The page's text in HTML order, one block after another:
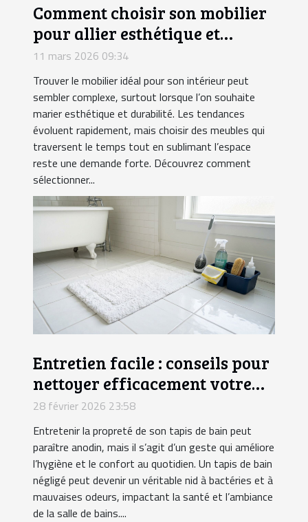
Comment choisir son mobilier
pour allier esthétique et
durabilité?
11 mars 2026 09:34
Trouver le mobilier idéal pour son intérieur peut
sembler complexe, surtout lorsque l’on souhaite
marier esthétique et durabilité. Les tendances
évoluent rapidement, mais choisir des meubles qui
traversent le temps tout en sublimant l’espace
reste une demande forte. Découvrez comment
sélectionner...
Entretien facile : conseils pour
nettoyer efficacement votre
tapis de bain
28 février 2026 23:58
Entretenir la propreté de son tapis de bain peut
paraître anodin, mais il s’agit d’un geste qui améliore
l’hygiène et le confort au quotidien. Un tapis de bain
négligé peut devenir un véritable nid à bactéries et à
mauvaises odeurs, impactant la santé et l’ambiance
de la salle de bains....